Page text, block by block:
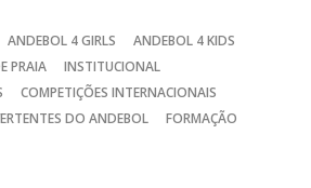
ANDEBOL 4 GIRLS
ANDEBOL 4 KIDS
PRAIA
INSTITUCIONAL
COMPETIÇÕES INTERNACIONAIS
DO ANDEBOL
FORMAÇÃO